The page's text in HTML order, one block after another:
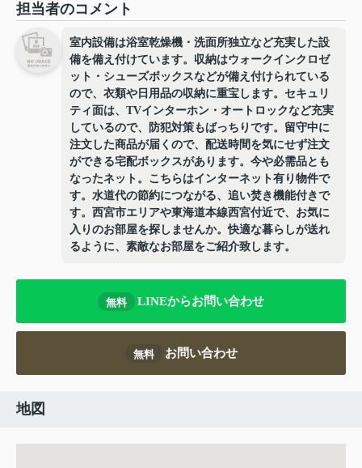
担当者のコメント
室内設備は浴室乾燥機・洗面所独立など充実した設
備を備え付けています。収納はウォークインクロゼ
ット・シューズボックスなどが備え付けられている
ので、衣類や日用品の収納に重宝します。セキュリ
ティ面は、TVインターホン・オートロックなど充実
しているので、防犯対策もばっちりです。留守中に
注文した商品が届くので、配送時間を気にせず注文
ができる宅配ボックスがあります。今や必需品とも
なったネット。こちらはインターネット有り物件で
す。水道代の節約につながる、追い焚き機能付きで
す。西宮市エリアや東海道本線西宮付近で、お気に
入りのお部屋を探しませんか。快適な暮らしが送れ
るように、素敵なお部屋をご紹介致します。
無料 LINEからお問い合わせ
無料 お問い合わせ
地図